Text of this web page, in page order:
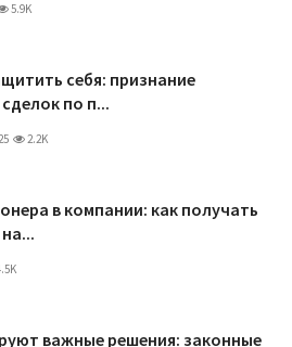
5.9K
себя: признание
по п...
2.2K
в компании: как получать
важные решения: законные